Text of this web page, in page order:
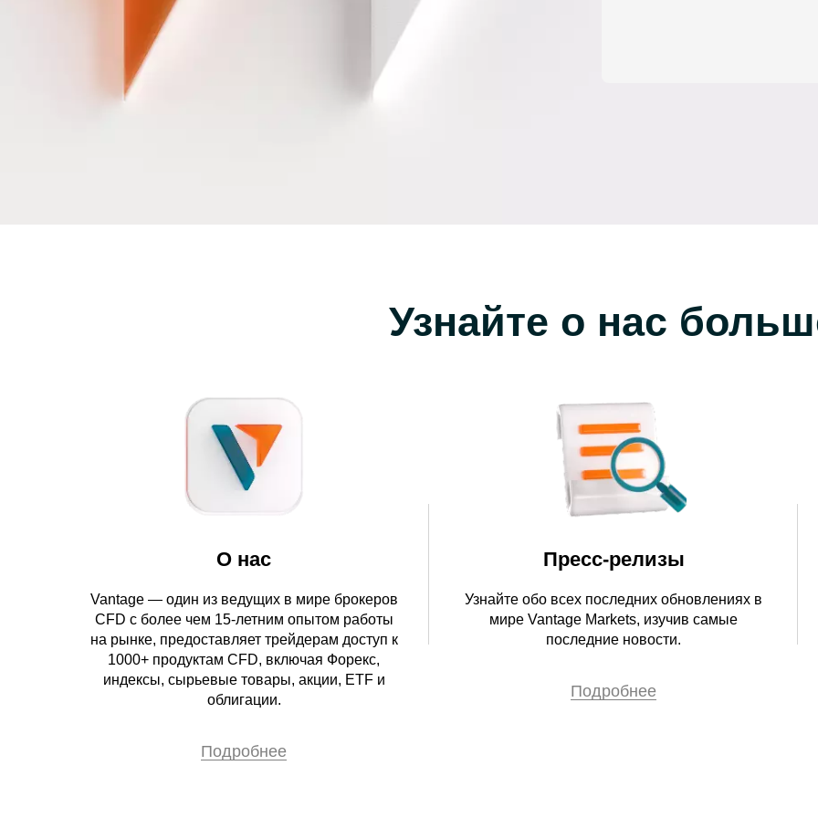
Узнайте о нас
О нас
Vantage — один из ведущих в мире брокеров
CFD с более чем 15-летним опытом работы
на рынке, предоставляет трейдерам доступ к
1000+ продуктам CFD, включая Форекс,
индексы, сырьевые товары, акции, ETF и
облигации.
Подробнее
Пресс-релизы
Узнайте обо всех последних обновлениях в
мире Vantage Markets, изучив самые
последние новости.
Подробнее